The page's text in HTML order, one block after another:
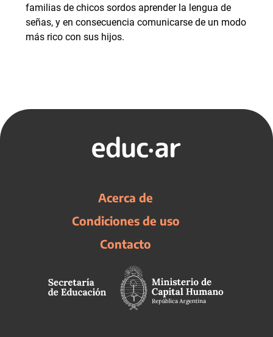
familias de chicos sordos aprender la lengua de
señas, y en consecuencia comunicarse de un modo
más rico con sus hijos.
Acerca de
Condiciones de uso
Contacto